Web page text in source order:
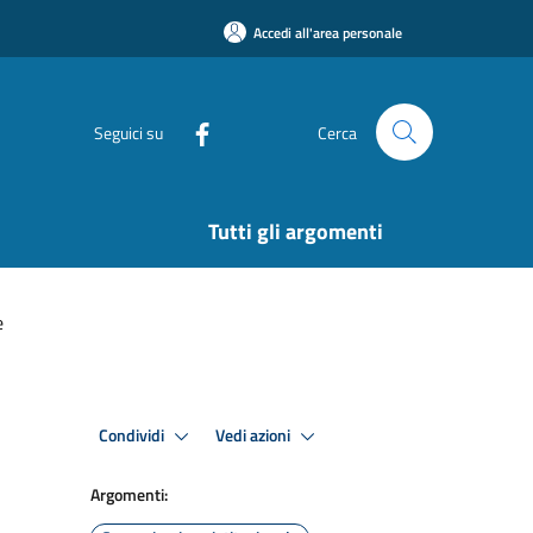
Accedi all'area personale
Seguici su Cerca
Tutti gli argomenti
Condividi Vedi azioni
Argomenti: